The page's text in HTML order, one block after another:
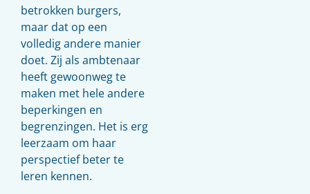
betrokken burgers,
maar dat op een
volledig andere manier
doet. Zij als ambtenaar
heeft gewoonweg te
maken met hele andere
beperkingen en
begrenzingen. Het is erg
leerzaam om haar
perspectief beter te
leren kennen.